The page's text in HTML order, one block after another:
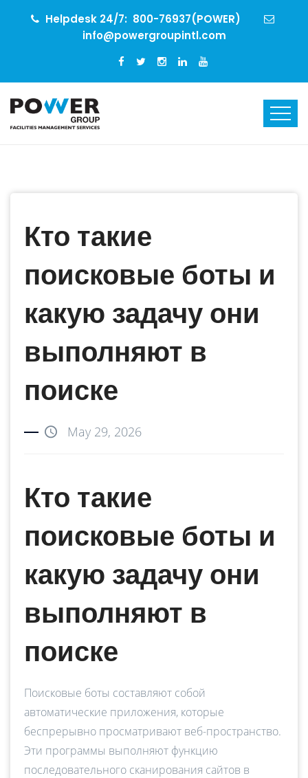
Helpdesk 24/7: 800-76937(POWER)
info@powergroupintl.com
Кто такие
поисковые боты и
какую задачу они
выполняют в
поиске
May 29, 2026
Кто такие
поисковые боты и
какую задачу они
выполняют в
поиске
Поисковые боты составляют собой
автоматические приложения, которые
беспрерывно просматривают веб-пространство.
Эти программы выполняют функцию
последовательного сканирования сайтов в